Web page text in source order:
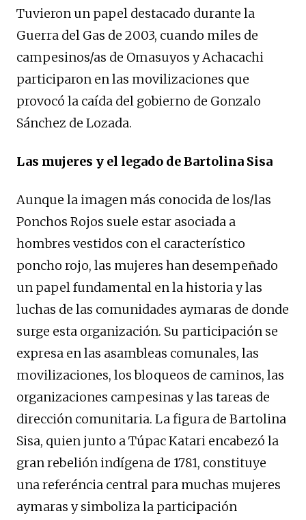
Tuvieron un papel destacado durante la
Guerra del Gas de 2003, cuando miles de
campesinos/as de Omasuyos y Achacachi
participaron en las movilizaciones que
provocó la caída del gobierno de Gonzalo
Sánchez de Lozada.
Las mujeres y el legado de Bartolina Sisa
Aunque la imagen más conocida de los/las
Ponchos Rojos suele estar asociada a
hombres vestidos con el característico
poncho rojo, las mujeres han desempeñado
un papel fundamental en la historia y las
luchas de las comunidades aymaras de donde
surge esta organización. Su participación se
expresa en las asambleas comunales, las
movilizaciones, los bloqueos de caminos, las
organizaciones campesinas y las tareas de
dirección comunitaria. La figura de Bartolina
Sisa, quien junto a Túpac Katari encabezó la
gran rebelión indígena de 1781, constituye
una referéncia central para muchas mujeres
aymaras y simboliza la participación